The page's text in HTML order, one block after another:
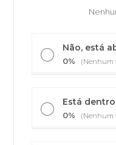
Não, está
0% (Nenhum
Está
0% (Nenhum